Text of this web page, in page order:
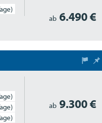
ab 6.490 €
ab 9.300 €